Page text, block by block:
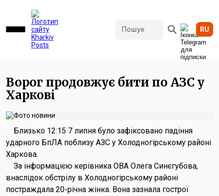
RU
624 переглядів • 07.07.2026 13:44
Ворог продовжує бити по АЗС у
Харкові
Близько 12:15 7 липня було зафіксовано падіння
ударного БпЛА поблизу АЗС у Холодногірському районі
Харкова.
За інформацією керівника ОВА Олега Синєгубова,
внаслідок обстрілу в Холодногірському районі
постраждала 20-річна жінка. Вона зазнала гострої